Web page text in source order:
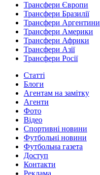
Трансфери Європи
Трансфери Бразилії
Трансфери Аргентини
Трансфери Америки
Трансфери Африки
Трансфери Азії
Трансфери Росії
Статті
Блоги
Агентам на замітку
Агенти
Фото
Відео
Спортивні новини
Футбольні новини
Футбольна газета
Доступ
Контакти